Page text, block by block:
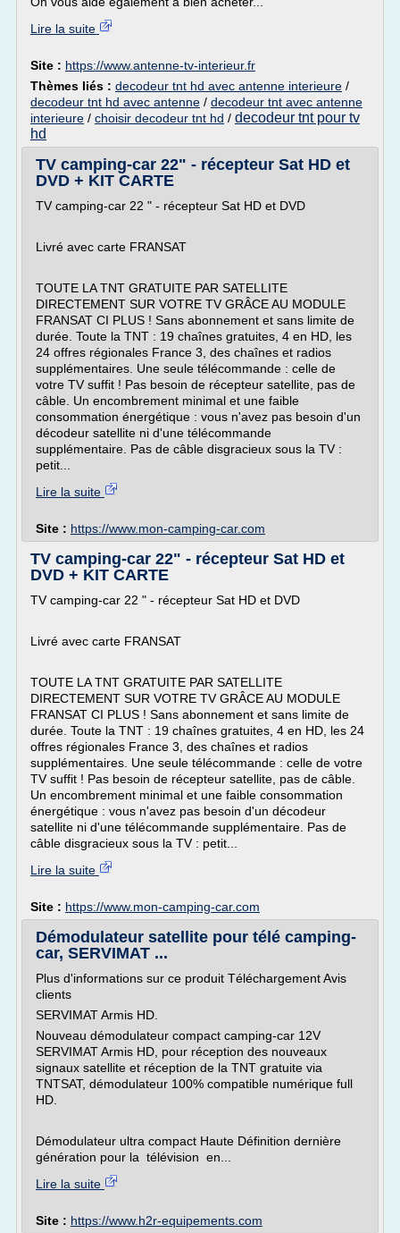
Lire la suite
Site : https://www.antenne-tv-interieur.fr
Thèmes liés : decodeur tnt hd avec antenne interieure /
decodeur tnt hd avec antenne / decodeur tnt avec antenne
interieure / choisir decodeur tnt hd / decodeur tnt pour tv
hd
TV camping-car 22" - récepteur Sat HD et
DVD + KIT CARTE
TV camping-car 22 " - récepteur Sat HD et DVD
Livré avec carte FRANSAT
TOUTE LA TNT GRATUITE PAR SATELLITE
DIRECTEMENT SUR VOTRE TV GRÂCE AU MODULE
FRANSAT CI PLUS ! Sans abonnement et sans limite de
durée. Toute la TNT : 19 chaînes gratuites, 4 en HD, les
24 offres régionales France 3, des chaînes et radios
supplémentaires. Une seule télécommande : celle de
votre TV suffit ! Pas besoin de récepteur satellite, pas de
câble. Un encombrement minimal et une faible
consommation énergétique : vous n'avez pas besoin d'un
décodeur satellite ni d'une télécommande
supplémentaire. Pas de câble disgracieux sous la TV :
petit...
Lire la suite
Site : https://www.mon-camping-car.com
TV camping-car 22" - récepteur Sat HD et
DVD + KIT CARTE
TV camping-car 22 " - récepteur Sat HD et DVD
Livré avec carte FRANSAT
TOUTE LA TNT GRATUITE PAR SATELLITE
DIRECTEMENT SUR VOTRE TV GRÂCE AU MODULE
FRANSAT CI PLUS ! Sans abonnement et sans limite de
durée. Toute la TNT : 19 chaînes gratuites, 4 en HD, les 24
offres régionales France 3, des chaînes et radios
supplémentaires. Une seule télécommande : celle de votre
TV suffit ! Pas besoin de récepteur satellite, pas de câble.
Un encombrement minimal et une faible consommation
énergétique : vous n'avez pas besoin d'un décodeur
satellite ni d'une télécommande supplémentaire. Pas de
câble disgracieux sous la TV : petit...
Lire la suite
Site : https://www.mon-camping-car.com
Démodulateur satellite pour télé camping-
car, SERVIMAT ...
Plus d'informations sur ce produit Téléchargement Avis
clients
SERVIMAT Armis HD.
Nouveau démodulateur compact camping-car 12V
SERVIMAT Armis HD, pour réception des nouveaux
signaux satellite et réception de la TNT gratuite via
TNTSAT, démodulateur 100% compatible numérique full
HD.
Démodulateur ultra compact Haute Définition dernière
génération pour la télévision en...
Lire la suite
Site : https://www.h2r-equipements.com